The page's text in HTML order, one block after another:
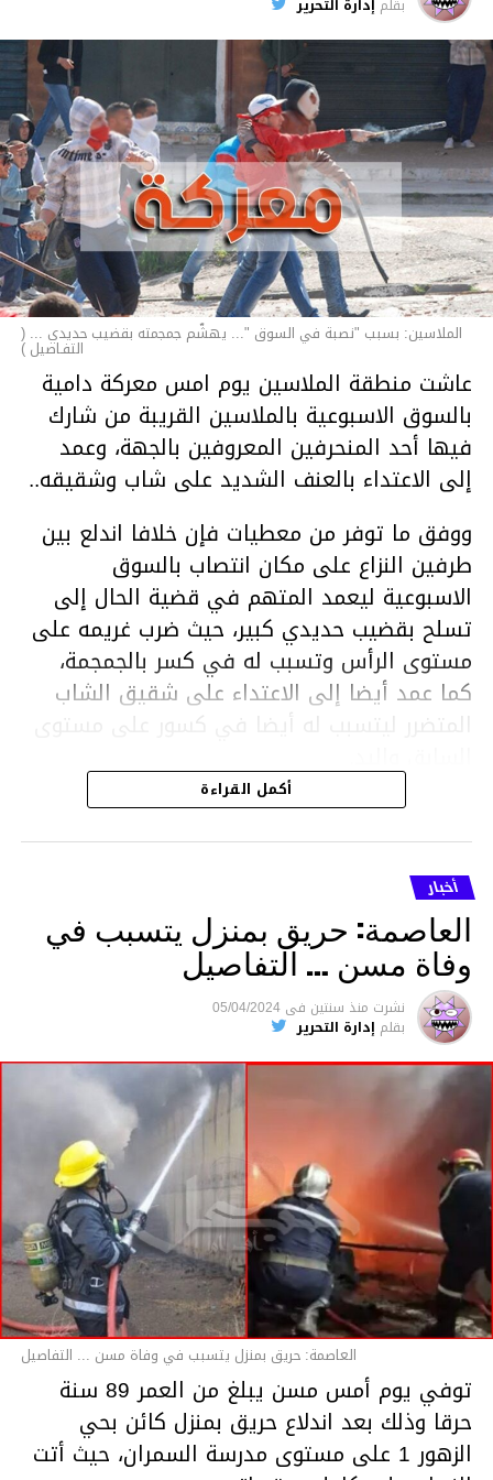
الأخبار
بقلم إدارة التحرير
الملاسين: بسبب "نصبة في السوق "... يهشّم جمجمته بقضيب حديدي ... (
التفـاصيل )
عاشت منطقة الملاسين يوم امس معركة دامية
بالسوق الاسبوعية بالملاسين القريبة من شارك
فيها أحد المنحرفين المعروفين بالجهة، وعمد
إلى الاعتداء بالعنف الشديد على شاب وشقيقه..
ووفق ما توفر من معطيات فإن خلافا اندلع بين
طرفين النزاع على مكان انتصاب بالسوق
الاسبوعية ليعمد المتهم في قضية الحال إلى
تسلح بقضيب حديدي كبير، حيث ضرب غريمه على
مستوى الرأس وتسبب له في كسر بالجمجمة،
كما عمد أيضا إلى الاعتداء على شقيق الشاب
المتضرر ليتسبب له أيضا في كسور على مستوى
هذا وقد تمكن أعوان مركز الأمن الوطني بحي
هلال في توقيت قياسي من محاصرة المشتبه به
والقبض عليه وإحالته على التحقيق في خصوص
ما نُسبه إليه.
متابعة
قسم الاخبار
أكمل القراءة
أخبار
العاصمة: حريق بمنزل يتسبب في
وفاة مسن … التفاصيل
نشرت منذ سنتين فى 05/04/2024
بقلم إدارة التحرير
العاصمة: حريق بمنزل يتسبب في وفاة مسن ... التفاصيل
توفي يوم أمس مسن يبلغ من العمر 89 سنة
حرقا وذلك بعد اندلاع حريق بمنزل كائن بحي
الزهور 1 على مستوى مدرسة السمران، حيث أتت